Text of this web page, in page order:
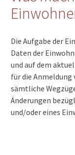
Die Aufgabe der
Daten der
und auf dem
für die Anmeldung
sämtliche
Änderungen
und/oder eines